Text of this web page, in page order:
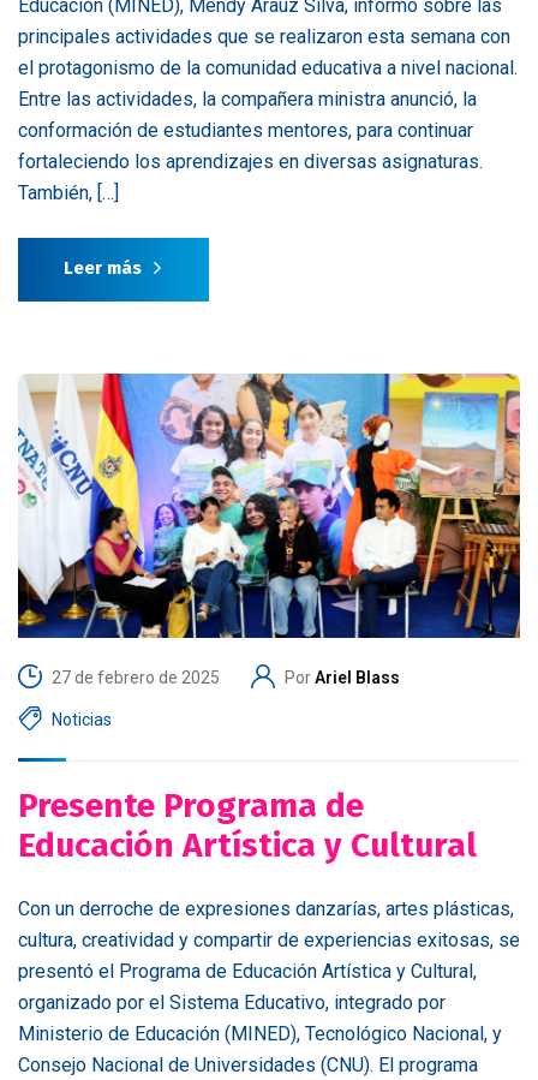
Educación (MINED), Mendy Arauz Silva, informó sobre las
principales actividades que se realizaron esta semana con
el protagonismo de la comunidad educativa a nivel nacional.
Entre las actividades, la compañera ministra anunció, la
conformación de estudiantes mentores, para continuar
fortaleciendo los aprendizajes en diversas asignaturas.
También, […]
Leer más
27 de febrero de 2025 PorAriel Blass
Noticias
Presente Programa de
Educación Artística y Cultural
Con un derroche de expresiones danzarías, artes plásticas,
cultura, creatividad y compartir de experiencias exitosas, se
presentó el Programa de Educación Artística y Cultural,
organizado por el Sistema Educativo, integrado por
Ministerio de Educación (MINED), Tecnológico Nacional, y
Consejo Nacional de Universidades (CNU). El programa